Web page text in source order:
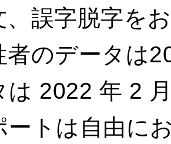
、誤字脱字を
者のデータは
は 2022 年 2
ートは自由に